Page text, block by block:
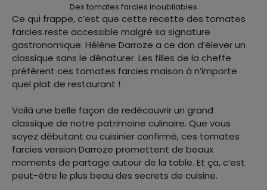
Des tomates farcies inoubliables
Ce qui frappe, c’est que cette recette des tomates
farcies reste accessible malgré sa signature
gastronomique. Hélène Darroze a ce don d’élever un
classique sans le dénaturer. Les filles de la cheffe
préfèrent ces tomates farcies maison à n’importe
quel plat de restaurant !
Voilà une belle façon de redécouvrir un grand
classique de notre patrimoine culinaire. Que vous
soyez débutant ou cuisinier confirmé, ces tomates
farcies version Darroze promettent de beaux
moments de partage autour de la table. Et ça, c’est
peut-être le plus beau des secrets de cuisine.